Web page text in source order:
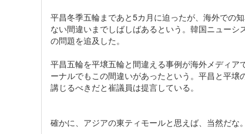
平昌冬季五輪まであと5カ月に迫ったが、海外での
ない間違いまでしばしばあるという。韓国ニュー
の問題を追及した。
平昌五輪を平壌五輪と間違える事例が海外メディ
ーナルでもこの間違いがあったという。平昌と平
講じるべきだと崔議員は提言している。
確かに、アジアの東ティモールと思えば、当然だな。